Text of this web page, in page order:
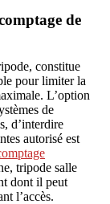
de
constitue
pour limiter la
L’option
de
d’interdire
autorisé est
tripode salle
dont il peut
l’accès.